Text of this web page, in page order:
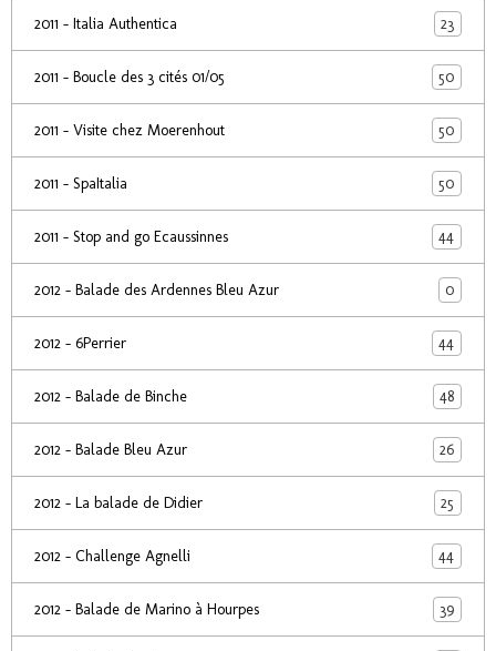
2011 - Italia Authentica 23
2011 - Boucle des 3 cités 01/05 50
2011 - Visite chez Moerenhout 50
2011 - SpaItalia 50
2011 - Stop and go Ecaussinnes 44
2012 - Balade des Ardennes Bleu Azur 0
2012 - 6Perrier 44
2012 - Balade de Binche 48
2012 - Balade Bleu Azur 26
2012 - La balade de Didier 25
2012 - Challenge Agnelli 44
2012 - Balade de Marino à Hourpes 39